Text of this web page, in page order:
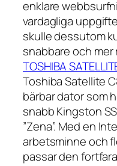
enklare
vardagliga
skulle dessutom
snabbare och
TOSHIBA
Toshiba Satellite
bärbar dator som
snabb Kingston
”Zena”. Med en
arbetsminne och
passar den